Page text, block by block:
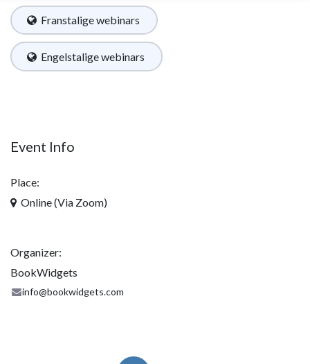
Franstalige webinars ​​​​​​​​​​
Engelstalige w​ebinars ​​​​​​​​​​
Event Info
Place:
Online (Via Zoom)
Organizer:
BookWidgets
info@bookwidgets.com